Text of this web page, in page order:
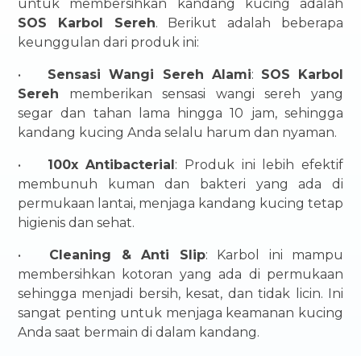
untuk membersihkan kandang kucing adalah
SOS Karbol Sereh. Berikut adalah beberapa
keunggulan dari produk ini:
• Sensasi Wangi Sereh Alami: SOS Karbol
Sereh memberikan sensasi wangi sereh yang
segar dan tahan lama hingga 10 jam, sehingga
kandang kucing Anda selalu harum dan nyaman.
• 100x Antibacterial: Produk ini lebih efektif
membunuh kuman dan bakteri yang ada di
permukaan lantai, menjaga kandang kucing tetap
higienis dan sehat.
• Cleaning & Anti Slip: Karbol ini mampu
membersihkan kotoran yang ada di permukaan
sehingga menjadi bersih, kesat, dan tidak licin. Ini
sangat penting untuk menjaga keamanan kucing
Anda saat bermain di dalam kandang.